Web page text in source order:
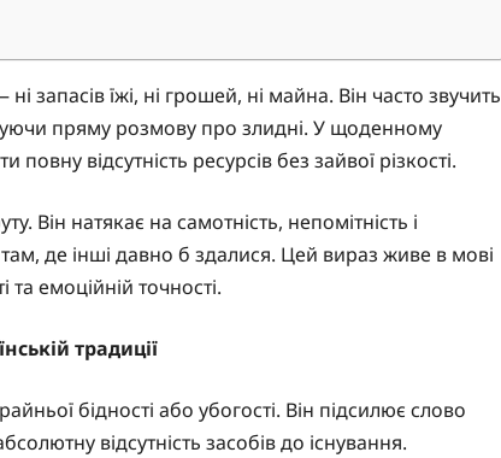
їжі, ні грошей, ні майна. Він часто звучить
пряму розмову про злидні. У щоденному
відсутність ресурсів без зайвої різкості.
Він натякає на самотність, непомітність і
де інші давно б здалися. Цей вираз живе в мові
та емоційній точності.
традиції
бідності або убогості. Він підсилює слово
відсутність засобів до існування.